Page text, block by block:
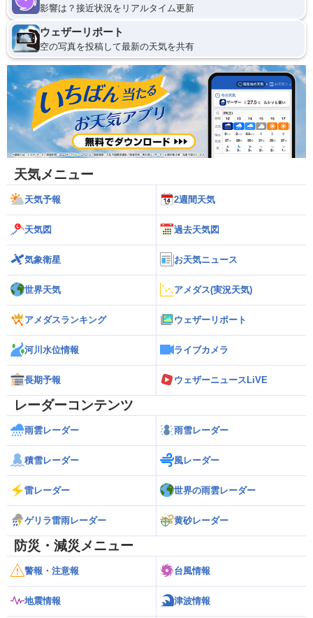
影響は？接近状況をリアルタイム更新
ウェザーリポート
空の写真を投稿して最新の天気を共有
天気メニュー
天気予報 2週間天気
天気図 過去天気図
気象衛星 お天気ニュース
世界天気 アメダス(実況天気)
アメダスランキング ウェザーリポート
河川水位情報 ライブカメラ
長期予報 ウェザーニュースLiVE
レーダーコンテンツ
雨雲レーダー 雨雪レーダー
積雪レーダー 風レーダー
雷レーダー 世界の雨雲レーダー
ゲリラ雷雨レーダー 黄砂レーダー
防災・減災メニュー
警報・注意報 台風情報
地震情報 津波情報